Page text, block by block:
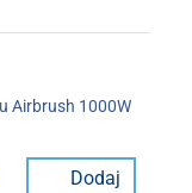
Airbrush 1000W
Dodaj